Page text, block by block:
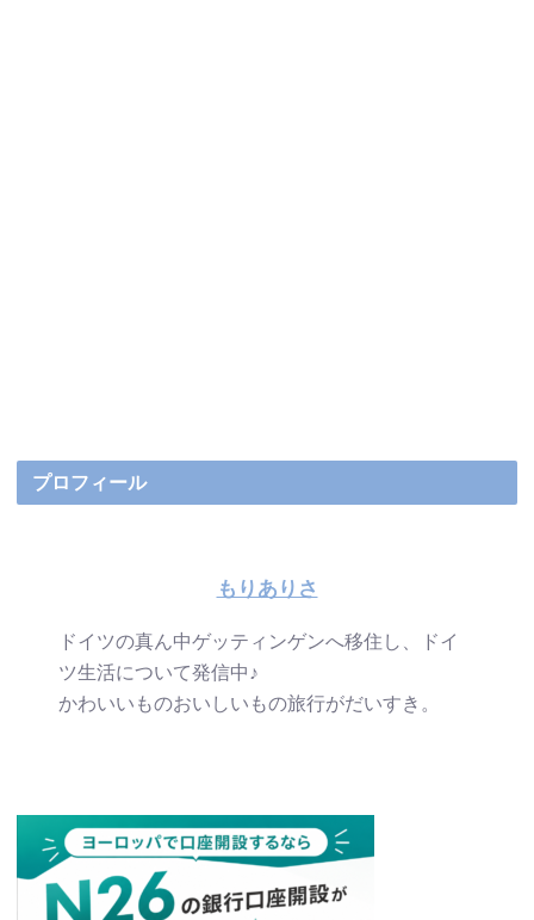
プロフィール
もりありさ
ドイツの真ん中ゲッティンゲンへ移住し、ドイ
ツ生活について発信中♪
かわいいものおいしいもの旅行がだいすき。